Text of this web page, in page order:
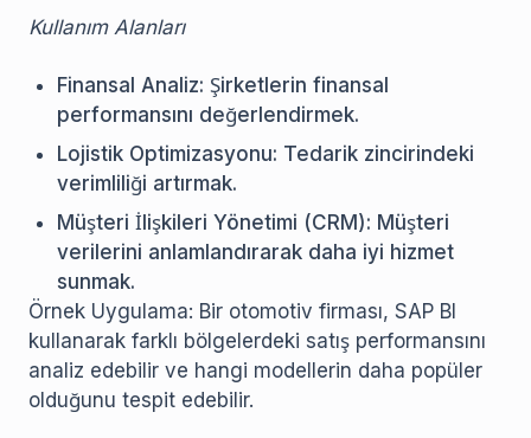
Kullanım Alanları
Finansal Analiz: Şirketlerin finansal
performansını değerlendirmek.
Lojistik Optimizasyonu: Tedarik zincirindeki
verimliliği artırmak.
Müşteri İlişkileri Yönetimi (CRM): Müşteri
verilerini anlamlandırarak daha iyi hizmet
sunmak.
Örnek Uygulama: Bir otomotiv firması, SAP BI
kullanarak farklı bölgelerdeki satış performansını
analiz edebilir ve hangi modellerin daha popüler
olduğunu tespit edebilir.